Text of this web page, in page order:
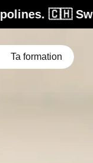
Design.
Ta formation